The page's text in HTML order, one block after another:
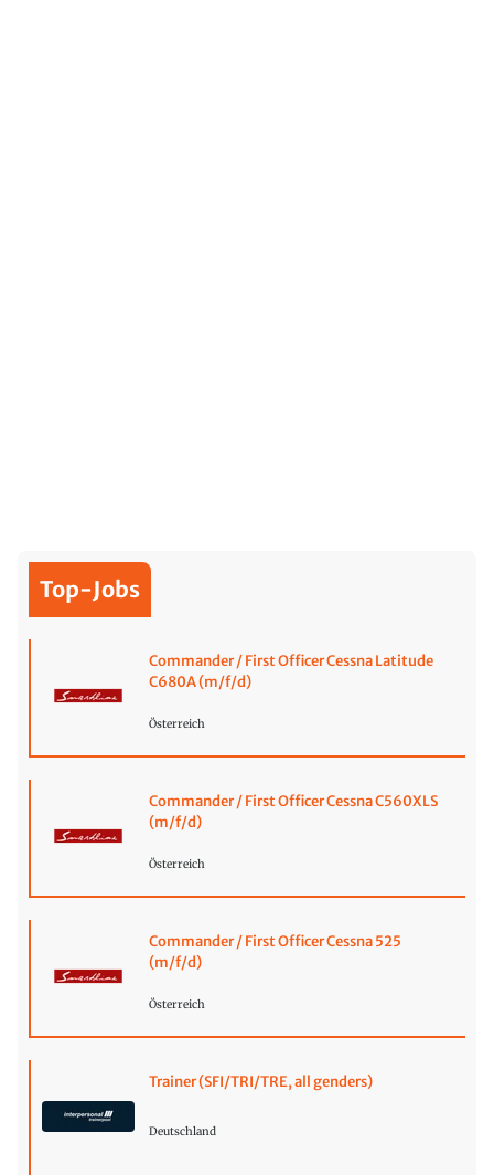
Top-Jobs
Commander / First Officer Cessna Latitude
C680A (m/f/d)
Österreich
Commander / First Officer Cessna C560XLS
(m/f/d)
Österreich
Commander / First Officer Cessna 525
(m/f/d)
Österreich
Trainer (SFI/TRI/TRE, all genders)
Deutschland